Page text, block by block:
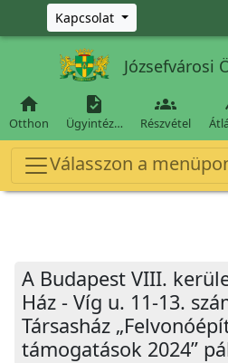
Ugrás a fő tartalomra
Kapcsolat
Józsefvárosi

Otthon

Ügyintéz…

Részvétel
Válasszon a
A Budapest VIII.
Ház - Víg u. 11-13.
Társasház
támogatások 2024”